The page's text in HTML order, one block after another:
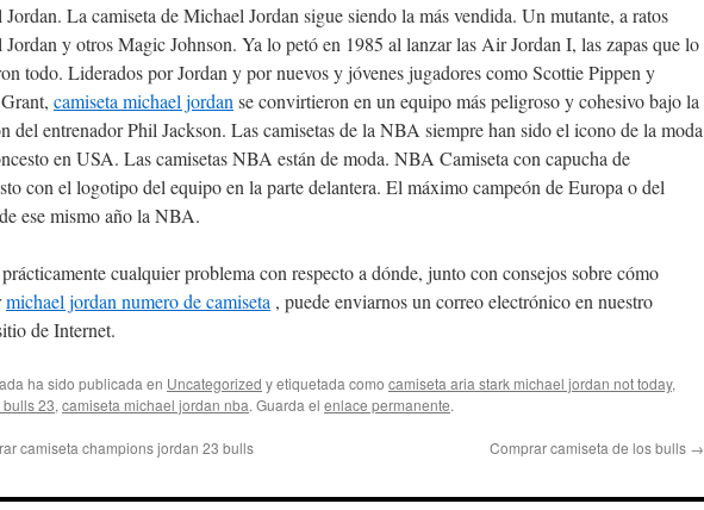
La camiseta de Michael Jordan sigue siendo la más vendida. Un mutante, a ratos
y otros Magic Johnson. Ya lo petó en 1985 al lanzar las Air Jordan I, las zapas que lo
todo. Liderados por Jordan y por nuevos y jóvenes jugadores como Scottie Pippen y
camiseta michael jordan se convirtieron en un equipo más peligroso y cohesivo bajo la
del entrenador Phil Jackson. Las camisetas de la NBA siempre han sido el icono de la moda
en USA. Las camisetas NBA están de moda. NBA Camiseta con capucha de
con el logotipo del equipo en la parte delantera. El máximo campeón de Europa o del
ese mismo año la NBA.
cualquier problema con respecto a dónde, junto con consejos sobre cómo
michael jordan numero de camiseta , puede enviarnos un correo electrónico en nuestro
de Internet.
ha sido publicada en Uncategorized y etiquetada como camiseta aria stark michael jordan not today,
23, camiseta michael jordan nba. Guarda el enlace permanente.
camiseta champions jordan 23 bulls Comprar camiseta de los bulls →